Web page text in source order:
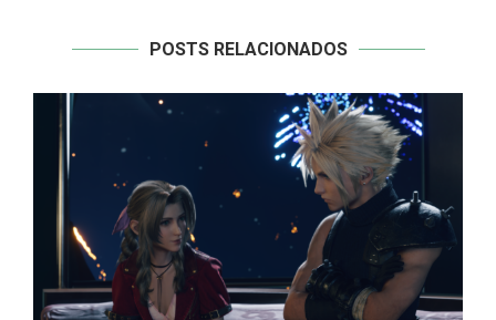
POSTS RELACIONADOS